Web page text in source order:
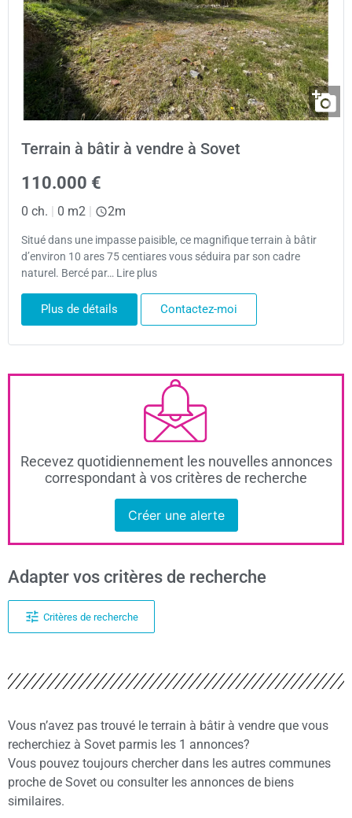
Terrain à bâtir à vendre à Sovet
110.000 €
0 ch. | 0 m2 | 2m
Situé dans une impasse paisible, ce magnifique terrain à bâtir
d’environ 10 ares 75 centiares vous séduira par son cadre
naturel. Bercé par… Lire plus
Plus de détails Contactez-moi
Recevez quotidiennement les nouvelles annonces
correspondant à vos critères de recherche
Créer une alerte
Adapter vos critères de recherche
Critères de recherche
Vous n’avez pas trouvé le terrain à bâtir à vendre que vous
recherchiez à Sovet parmis les 1 annonces?
Vous pouvez toujours chercher dans les autres communes
proche de Sovet ou consulter les annonces de biens
similaires.